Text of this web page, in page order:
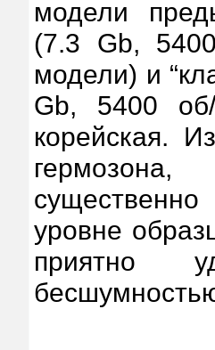
модели
(7.3 Gb,
модели) и
Gb, 5400
корейская.
уровне
приятно